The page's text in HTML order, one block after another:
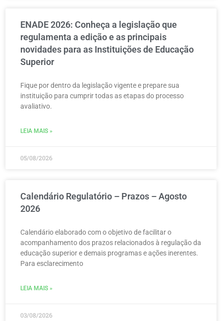
ENADE 2026: Conheça a legislação que
regulamenta a edição e as principais
novidades para as Instituições de Educação
Superior
Fique por dentro da legislação vigente e prepare sua
instituição para cumprir todas as etapas do processo
avaliativo.
LEIA MAIS »
05/08/2026
Calendário Regulatório – Prazos – Agosto
2026
Calendário elaborado com o objetivo de facilitar o
acompanhamento dos prazos relacionados à regulação da
educação superior e demais programas e ações inerentes.
Para esclarecimento
LEIA MAIS »
03/08/2026